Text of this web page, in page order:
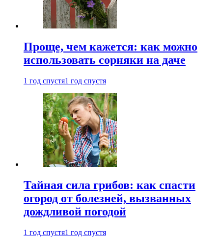
Проще, чем кажется: как можно
использовать сорняки на даче
1 год спустя1 год спустя
Тайная сила грибов: как спасти
огород от болезней, вызванных
дождливой погодой
1 год спустя1 год спустя